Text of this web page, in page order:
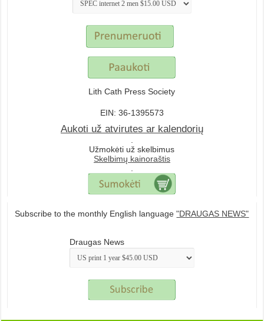
Lith Cath Press Society
EIN: 36-1395573
Aukoti už atvirutes ar kalendorių
.
Užmokėti už skelbimus
Skelbimų kainoraštis
.
Subscribe to the monthly English language"DRAUGAS NEWS"
Draugas News